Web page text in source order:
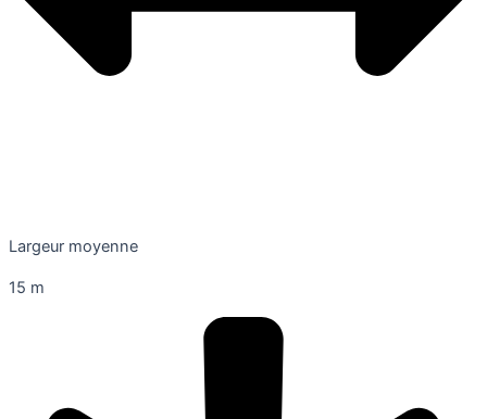
Largeur moyenne
15 m